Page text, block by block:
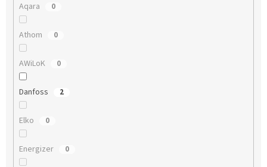
Aqara 0
Athom 0
AWiLoK 0
Danfoss 2
Elko 0
Energizer 0